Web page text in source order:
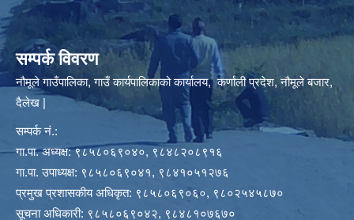
सम्पर्क विवरण
नौमूले गाउँपालिका, गाउँ कार्यपालिकाको कार्यालय, कर्णाली प्रदेश, नौमूले बजार,
दैलेख |
सम्पर्क नं.:
गा.पा. अध्यक्ष: ९८५८०६९०४०, ९८४८२०८९१६
गा.पा. उपाध्यक्ष: ९८५८०६९०४१, ९८४१०५१२७६
प्रमुख प्रशासकीय अधिकृत: ९८५८०६९०६०, ९८०२५४५८७०
सूचना अधिकारी: ९८५८०६९०४२, ९८४८१०७६७०